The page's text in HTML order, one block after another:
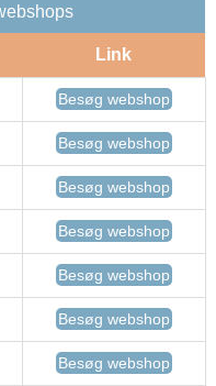
Link
Besøg webshop
Besøg webshop
Besøg webshop
Besøg webshop
Besøg webshop
Besøg webshop
Besøg webshop